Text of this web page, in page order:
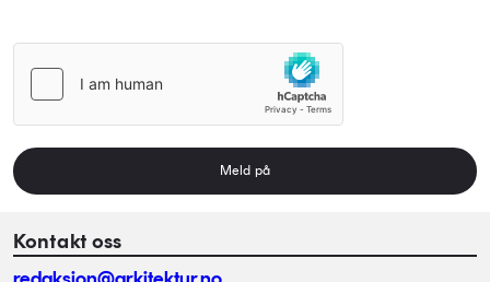
Meld på
Kontakt oss